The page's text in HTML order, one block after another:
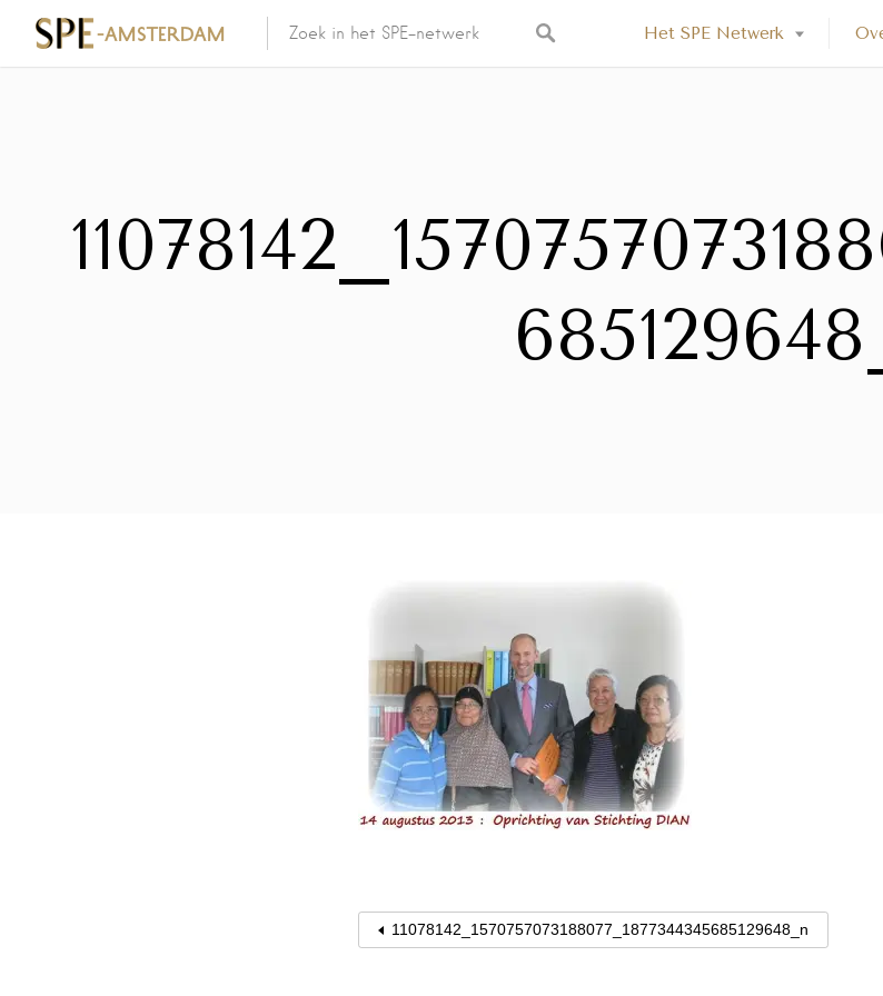
Het SPE Netwerk
11078142_1570757073188077_1877344345685129648_n